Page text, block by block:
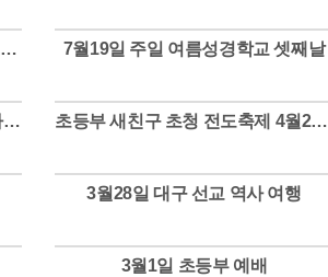
7월26일 예배, "여름성경학교 레크레이션" 7월19일 주일 여름성경학교 셋째날
7월5일 초등부예배, 생일축하, 제자반수료식 초등부 새친구 초청 전도축제 4월26일
3월28일 대구 선교 역사 여행
3월1일 초등부 예배